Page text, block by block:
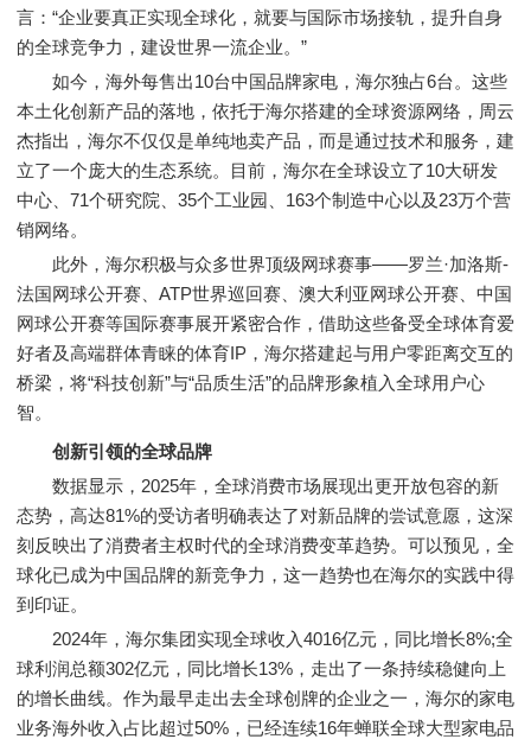
言：“企业要真正实现全球化，就要与国际市场接轨，提升自身
的全球竞争力，建设世界一流企业。”
如今，海外每售出10台中国品牌家电，海尔独占6台。这些
本土化创新产品的落地，依托于海尔搭建的全球资源网络，周云
杰指出，海尔不仅仅是单纯地卖产品，而是通过技术和服务，建
立了一个庞大的生态系统。目前，海尔在全球设立了10大研发
中心、71个研究院、35个工业园、163个制造中心以及23万个营
销网络。
此外，海尔积极与众多世界顶级网球赛事——罗兰·加洛斯-
法国网球公开赛、ATP世界巡回赛、澳大利亚网球公开赛、中国
网球公开赛等国际赛事展开紧密合作，借助这些备受全球体育爱
好者及高端群体青睐的体育IP，海尔搭建起与用户零距离交互的
桥梁，将“科技创新”与“品质生活”的品牌形象植入全球用户心
智。
创新引领的全球品牌
数据显示，2025年，全球消费市场展现出更开放包容的新
态势，高达81%的受访者明确表达了对新品牌的尝试意愿，这深
刻反映出了消费者主权时代的全球消费变革趋势。可以预见，全
球化已成为中国品牌的新竞争力，这一趋势也在海尔的实践中得
到印证。
2024年，海尔集团实现全球收入4016亿元，同比增长8%;全
球利润总额302亿元，同比增长13%，走出了一条持续稳健向上
的增长曲线。作为最早走出去全球创牌的企业之一，海尔的家电
业务海外收入占比超过50%，已经连续16年蝉联全球大型家电品